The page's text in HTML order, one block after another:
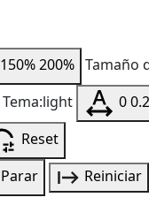
150%200% Tamaño
Tema:light 00.2
Reset
Parar Reiniciar